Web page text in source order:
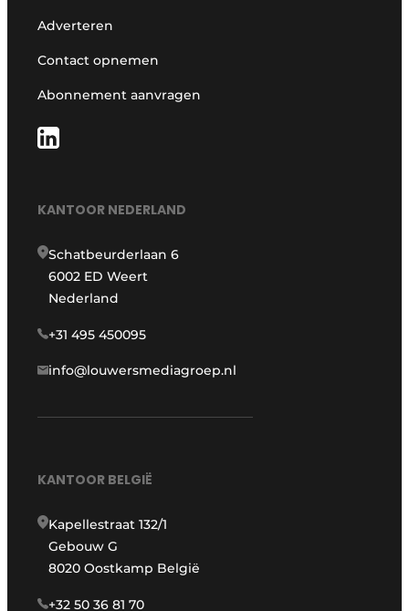
Adverteren
Contact opnemen
Abonnement aanvragen
KANTOOR NEDERLAND
Schatbeurderlaan 6
6002 ED Weert
Nederland
+31 495 450095
info@louwersmediagroep.nl
KANTOOR BELGIË
Kapellestraat 132/1
Gebouw G
8020 Oostkamp België
+32 50 36 81 70